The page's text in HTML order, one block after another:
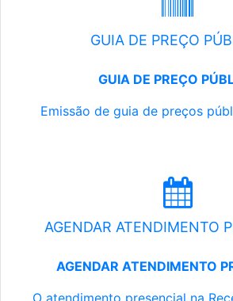
GUIA DE PREÇO
GUIA DE PREÇO
Emissão de guia de preços
AGENDAR ATENDIMENTO
AGENDAR ATENDIMENTO